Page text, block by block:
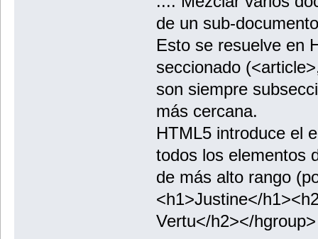
de un sub-
Esto se resuelve en
seccionado
son siempre
más cercana.
HTML5 introduce el
todos los elementos
de más alto rango
<h1>Justine</
Vertu</h2></